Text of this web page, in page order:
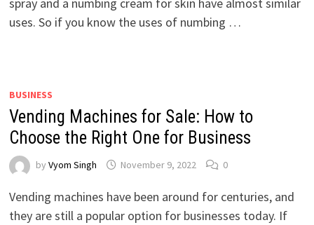
uses. So if you know the uses of numbing …
BUSINESS
Vending Machines for Sale: How to
Choose the Right One for Business
by Vyom Singh November 9, 2022 0
Vending machines have been around for centuries, and
they are still a popular option for businesses today. If